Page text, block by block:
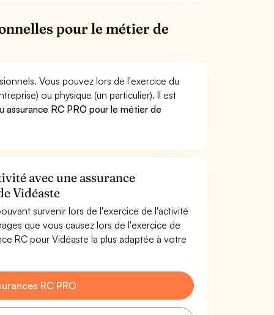
pour le métier de
Vous pouvez lors de l'exercice du
ou physique (un particulier). Il est
assurance RC PRO pour le métier de
avec une assurance
Vidéaste
survenir lors de l'exercice de l'activité
que vous causez lors de l'exercice de
RC pour Vidéaste la plus adaptée à votre
RC PRO